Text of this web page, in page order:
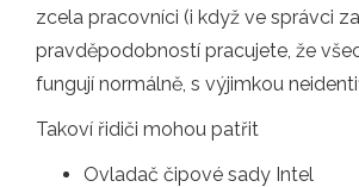
zcela pracovníci (i když ve správci
pravděpodobností pracujete, že
fungují normálně, s výjimkou
Takoví řidiči mohou patřit
Ovladač čipové sady Intel